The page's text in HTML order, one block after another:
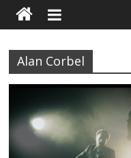
Alan Corbel